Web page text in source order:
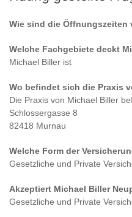
Wie sind die Öffnungszeiten
Welche Fachgebiete deckt
Michael Biller ist
Wo befindet sich die Praxis
Die Praxis von Michael Biller
Schlossergasse 8
82418 Murnau
Welche Form der
Gesetzliche und Private
Akzeptiert Michael Biller
Gesetzliche und Private